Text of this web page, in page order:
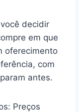
decidir
em que
oferecimento
com
antes.
Preços